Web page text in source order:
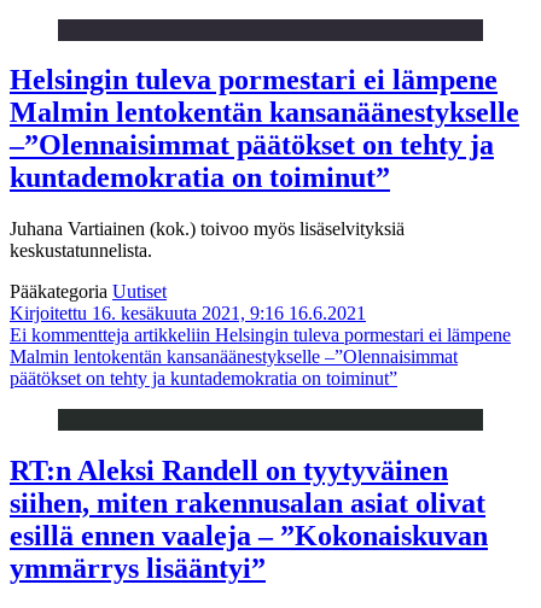
Helsingin tuleva pormestari ei lämpene
Malmin lentokentän kansanäänestykselle
–”Olennaisimmat päätökset on tehty ja
kuntademokratia on toiminut”
Juhana Vartiainen (kok.) toivoo myös lisäselvityksiä
keskustatunnelista.
Pääkategoria Uutiset
Kirjoitettu 16. kesäkuuta 2021, 9:16 16.6.2021
Ei kommentteja artikkeliin Helsingin tuleva pormestari ei lämpene
Malmin lentokentän kansanäänestykselle –”Olennaisimmat
päätökset on tehty ja kuntademokratia on toiminut”
RT:n Aleksi Randell on tyytyväinen
siihen, miten rakennusalan asiat olivat
esillä ennen vaaleja – ”Kokonaiskuvan
ymmärrys lisääntyi”